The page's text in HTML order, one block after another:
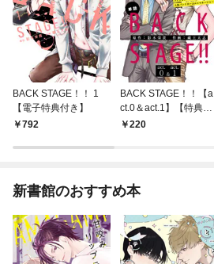
BACK STAGE！！ 1
【電子特典付き】
792
BACK STAGE！！【a
ct.0＆act.1】【特典付
き】220
新書館のおすすめ本